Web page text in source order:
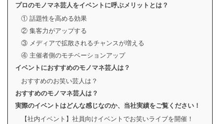
プロのモノマネ芸人をイベントに呼ぶメリットとは？
① 話題性を高める効果
② 集客力がアップする
③ メディアで拡散されるチャンスが増える
④ 主催者側のモチベーションアップ
イベントにおすすめのモノマネ芸人は？
おすすめのお笑い芸人は？
おすすめのモノマネ芸人は？
実際のイベントはどんな感じなのか、当社実績をご覧ください！
【社内イベント】社員向けイベントでお笑いライブを開催！